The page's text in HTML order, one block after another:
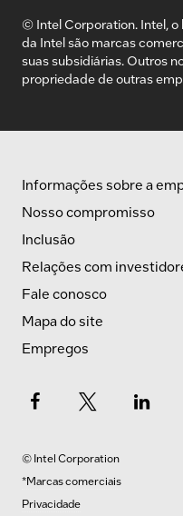
© Intel Corporation. Intel,
da Intel são marcas
suas subsidiárias. Outros
propriedade de outras
Informações sobre a
Nosso compromisso
Inclusão
Relações com
Fale conosco
Mapa do site
Empregos
© Intel Corporation
*Marcas comerciais
Privacidade